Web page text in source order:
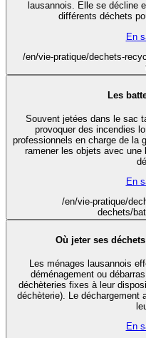
lausannois. Elle se décline
différents déchets
En
/en/vie-pratique/dechets-
Les
Souvent jetées dans le sac
provoquer des incendies
professionnels en charge de la
ramener les objets avec
En
/en/vie-pratique/
dechets/
Où jeter ses
Les ménages lausannois
déménagement ou
déchèteries fixes à leur
déchèterie). Le déchargement
En